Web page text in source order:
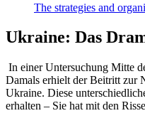
The strategies and
Ukraine: Das
In einer Untersuchung Mitte
Damals erhielt der Beitritt zur
Ukraine. Diese
erhalten – Sie hat mit den